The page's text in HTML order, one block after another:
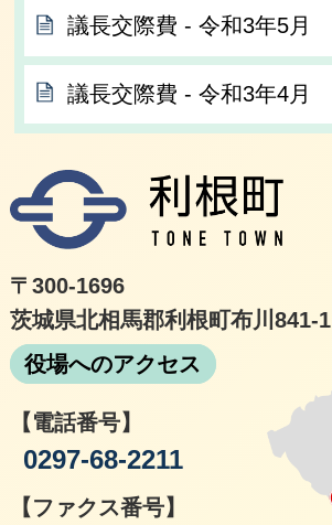
議長交際費 ‐ 令和3年5月
議長交際費 ‐ 令和3年4月
〒300-1696
茨城県北相馬郡利根町布川841-1
役場へのアクセス
【電話番号】
0297-68-2211
【ファクス番号】